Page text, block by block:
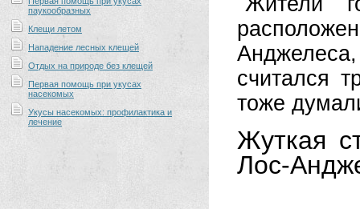
паукообразных
Клещи летом
Нападение лесных клещей
Отдых на природе без клещей
Первая помощь при укусах
насекомых
Укусы насекомых: профилактика и
лечение
Анджелеса,
считался
тоже
Жуткая
Лос-